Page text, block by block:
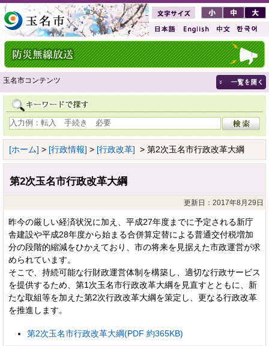
玉名市コンテンツ
[ホーム] > [行政情報] > [行政改革] > 第2次玉名市行政改革大綱
第2次玉名市行政改革大綱
更新日：2017年8月29日
昨今の厳しい経済状況に加え、平成27年度までに予定される新庁
舎建設や平成28年度から始まる合併算定替による普通交付税増加
分の段階的縮減をひかえており、市の将来を見据えた市政運営が求
められています。
そこで、持続可能な行財政運営体制を構築し、適切な行政サービス
を提供するため、第1次玉名市行政改革大綱を見直すとともに、新
たな取組等を加えた第2次行政改革大綱を策定し、更なる行政改革
を推進します。
第2次玉名市行政改革大綱(PDF 約365KB)